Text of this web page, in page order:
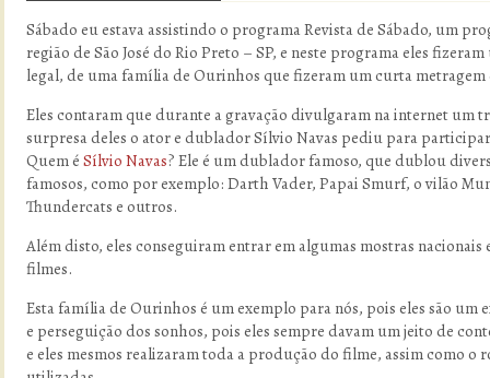
Sábado eu estava assistindo o programa Revista de Sábado, um
região de São José do Rio Preto – SP, e neste programa eles
legal, de uma família de Ourinhos que fizeram um curta
Eles contaram que durante a gravação divulgaram na internet um
surpresa deles o ator e dublador Sílvio Navas pediu para
Quem é Sílvio Navas? Ele é um dublador famoso, que dublou
famosos, como por exemplo: Darth Vader, Papai Smurf, o vilão
Thundercats e outros.
Além disto, eles conseguiram entrar em algumas mostras nacionais
filmes.
Esta família de Ourinhos é um exemplo para nós, pois eles são um
e perseguição dos sonhos, pois eles sempre davam um jeito de
e eles mesmos realizaram toda a produção do filme, assim como o